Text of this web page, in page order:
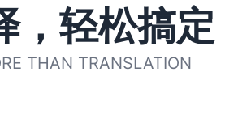
，轻松搞定
THAN TRANSLATION